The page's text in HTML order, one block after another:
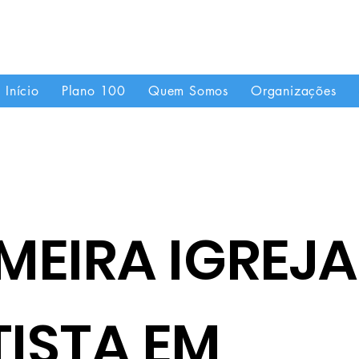
Início Plano 100 Quem Somos Organizações
IGREJA